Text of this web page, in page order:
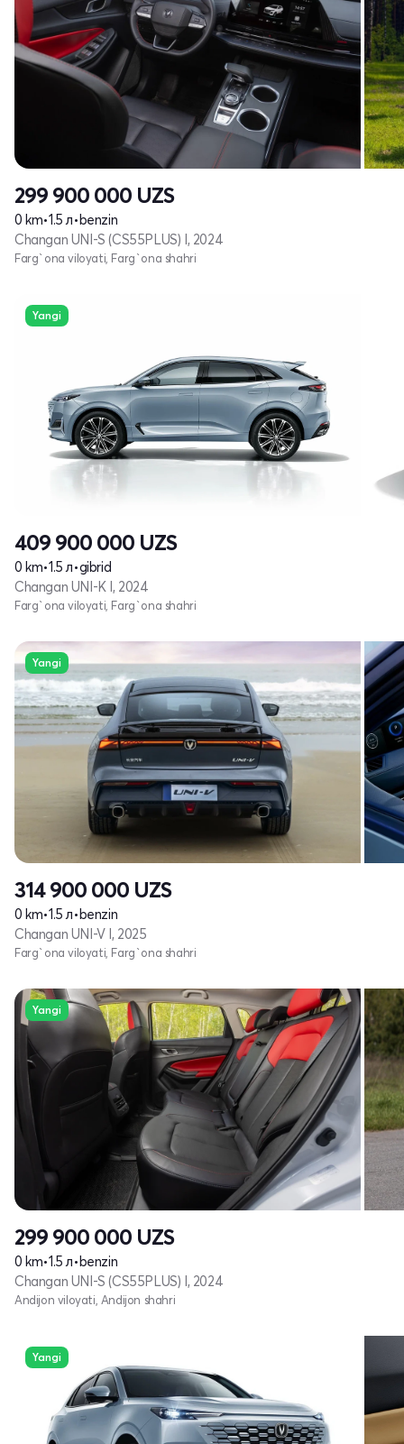
299 900 000 UZS
0 km•1.5 л•benzin
Changan UNI-S (CS55PLUS) I, 2024
Farg`ona viloyati, Farg`ona shahri
Yangi
409 900 000 UZS
0 km•1.5 л•gibrid
Changan UNI-K I, 2024
Farg`ona viloyati, Farg`ona shahri
Yangi
314 900 000 UZS
0 km•1.5 л•benzin
Changan UNI-V I, 2025
Farg`ona viloyati, Farg`ona shahri
Yangi
299 900 000 UZS
0 km•1.5 л•benzin
Changan UNI-S (CS55PLUS) I, 2024
Andijon viloyati, Andijon shahri
Yangi